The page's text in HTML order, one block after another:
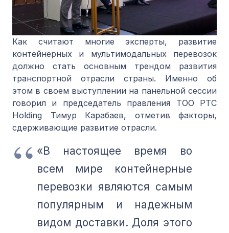
Как считают многие эксперты, развитие
контейнерных и мультимодальных перевозок
должно стать основным трендом развития
транспортной отрасли страны. Именно об
этом в своем выступлении на панельной сессии
говорил и председатель правления ТОО PTC
Holding Тимур Карабаев, отметив факторы,
сдерживающие развитие отрасли.
«В настоящее время во
всем мире контейнерные
перевозки являются самым
популярным и надежным
видом доставки. Доля этого